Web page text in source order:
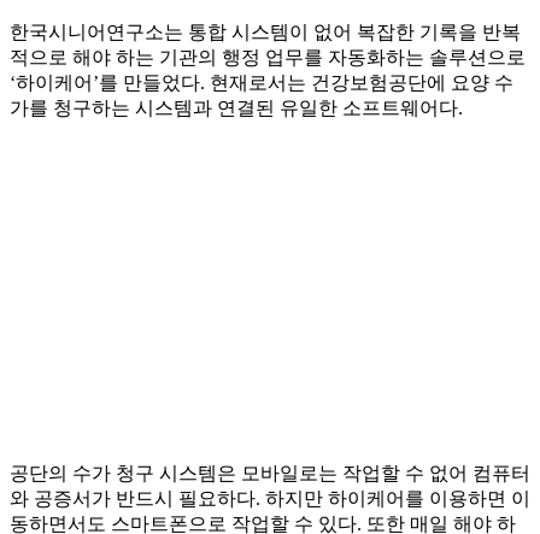
한국시니어연구소는 통합 시스템이 없어 복잡한 기록을 반복
적으로 해야 하는 기관의 행정 업무를 자동화하는 솔루션으로
‘하이케어’를 만들었다. 현재로서는 건강보험공단에 요양 수
가를 청구하는 시스템과 연결된 유일한 소프트웨어다.
공단의 수가 청구 시스템은 모바일로는 작업할 수 없어 컴퓨터
와 공증서가 반드시 필요하다. 하지만 하이케어를 이용하면 이
동하면서도 스마트폰으로 작업할 수 있다. 또한 매일 해야 하